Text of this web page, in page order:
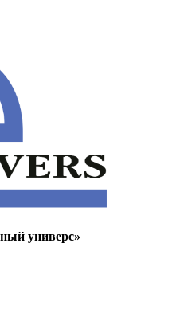
универс»